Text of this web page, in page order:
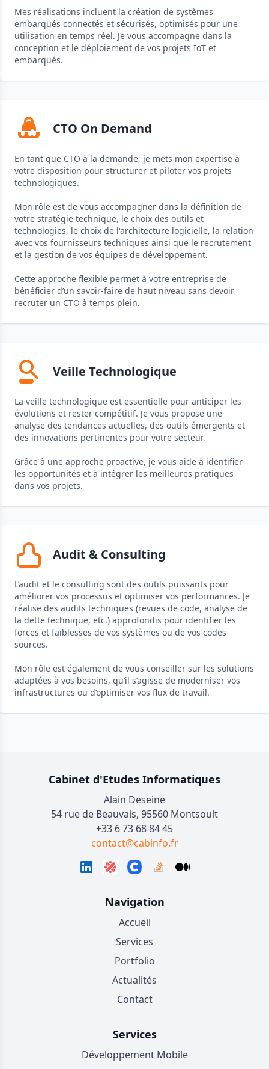
Mes réalisations incluent la création de systèmes
embarqués connectés et sécurisés, optimisés pour une
utilisation en temps réel. Je vous accompagne dans la
conception et le déploiement de vos projets IoT et
embarqués.
CTO On Demand
En tant que CTO à la demande, je mets mon expertise à
votre disposition pour structurer et piloter vos projets
technologiques.
Mon rôle est de vous accompagner dans la définition de
votre stratégie technique, le choix des outils et
technologies, le choix de l'architecture logicielle, la relation
avec vos fournisseurs techniques ainsi que le recrutement
et la gestion de vos équipes de développement.
Cette approche flexible permet à votre entreprise de
bénéficier d’un savoir-faire de haut niveau sans devoir
recruter un CTO à temps plein.
Veille Technologique
La veille technologique est essentielle pour anticiper les
évolutions et rester compétitif. Je vous propose une
analyse des tendances actuelles, des outils émergents et
des innovations pertinentes pour votre secteur.
Grâce à une approche proactive, je vous aide à identifier
les opportunités et à intégrer les meilleures pratiques
dans vos projets.
Audit & Consulting
L’audit et le consulting sont des outils puissants pour
améliorer vos processus et optimiser vos performances. Je
réalise des audits techniques (revues de code, analyse de
la dette technique, etc.) approfondis pour identifier les
forces et faiblesses de vos systèmes ou de vos codes
sources.
Mon rôle est également de vous conseiller sur les solutions
adaptées à vos besoins, qu’il s’agisse de moderniser vos
infrastructures ou d’optimiser vos flux de travail.
Cabinet d'Etudes Informatiques
Alain Deseine
54 rue de Beauvais, 95560 Montsoult
+33 6 73 68 84 45
contact@cabinfo.fr
Navigation
Accueil
Services
Portfolio
Actualités
Contact
Services
Développement Mobile